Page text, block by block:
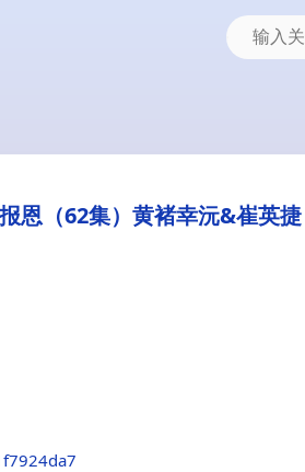
恩（62集）黄褚幸沅&崔英捷